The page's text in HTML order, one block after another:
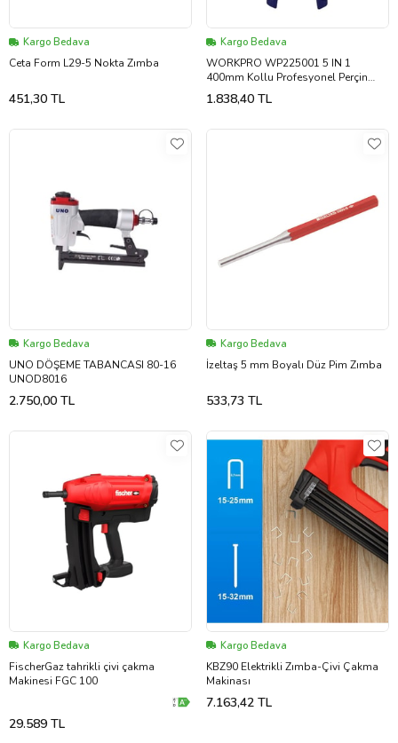
Kargo Bedava
Ceta Form L29-5 Nokta Zımba
451,30 TL
Kargo Bedava
WORKPRO WP225001 5 IN 1
400mm Kollu Profesyonel Perçin
Tabancası + 100 Adet Perçin
1.838,40 TL
Kargo Bedava
UNO DÖŞEME TABANCASI 80-16
UNOD8016
2.750,00 TL
Kargo Bedava
İzeltaş 5 mm Boyalı Düz Pim Zımba
533,73 TL
Kargo Bedava
FischerGaz tahrikli çivi çakma
Makinesi FGC 100
29.589 TL
Kargo Bedava
KBZ90 Elektrikli Zımba-Çivi Çakma
Makinası
7.163,42 TL